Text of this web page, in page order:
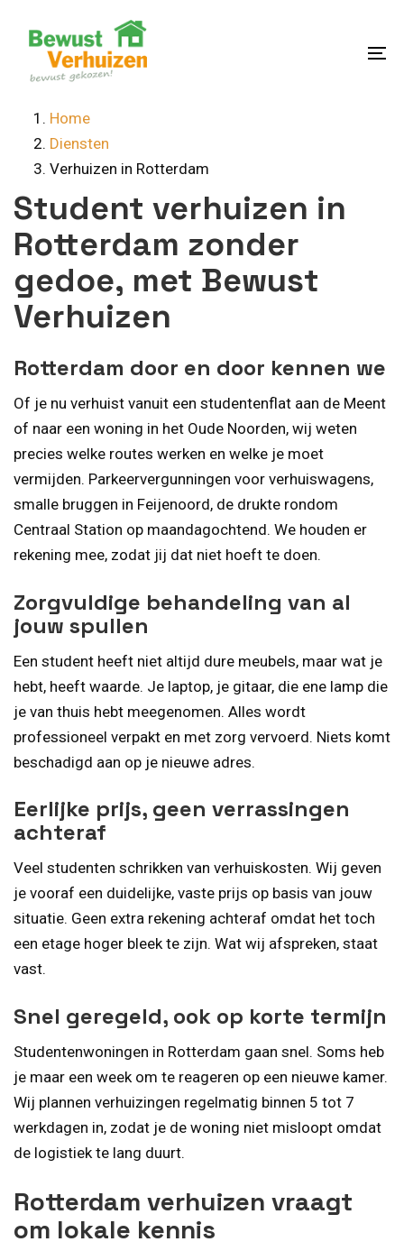
content
Home
Diensten
Verhuizen in Rotterdam
Student verhuizen in
Rotterdam zonder
gedoe, met Bewust
Verhuizen
Rotterdam door en door kennen we
Of je nu verhuist vanuit een studentenflat aan de Meent
of naar een woning in het Oude Noorden, wij weten
precies welke routes werken en welke je moet
vermijden. Parkeervergunningen voor verhuiswagens,
smalle bruggen in Feijenoord, de drukte rondom
Centraal Station op maandagochtend. We houden er
rekening mee, zodat jij dat niet hoeft te doen.
Zorgvuldige behandeling van al
jouw spullen
Een student heeft niet altijd dure meubels, maar wat je
hebt, heeft waarde. Je laptop, je gitaar, die ene lamp die
je van thuis hebt meegenomen. Alles wordt
professioneel verpakt en met zorg vervoerd. Niets komt
beschadigd aan op je nieuwe adres.
Eerlijke prijs, geen verrassingen
achteraf
Veel studenten schrikken van verhuiskosten. Wij geven
je vooraf een duidelijke, vaste prijs op basis van jouw
situatie. Geen extra rekening achteraf omdat het toch
een etage hoger bleek te zijn. Wat wij afspreken, staat
vast.
Snel geregeld, ook op korte termijn
Studentenwoningen in Rotterdam gaan snel. Soms heb
je maar een week om te reageren op een nieuwe kamer.
Wij plannen verhuizingen regelmatig binnen 5 tot 7
werkdagen in, zodat je de woning niet misloopt omdat
de logistiek te lang duurt.
Rotterdam verhuizen vraagt
om lokale kennis